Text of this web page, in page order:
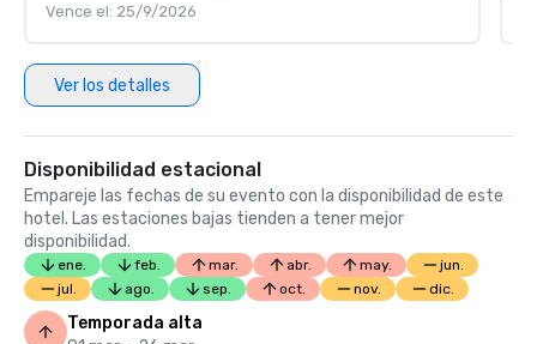
Vence el: 25/9/2026
Ver los detalles
Disponibilidad estacional
Empareje las fechas de su evento con la disponibilidad de este
hotel. Las estaciones bajas tienden a tener mejor
disponibilidad.
ene. feb. mar. abr. may.
jun.
jul.
ago. sep. oct. nov. dic.
Temporada alta